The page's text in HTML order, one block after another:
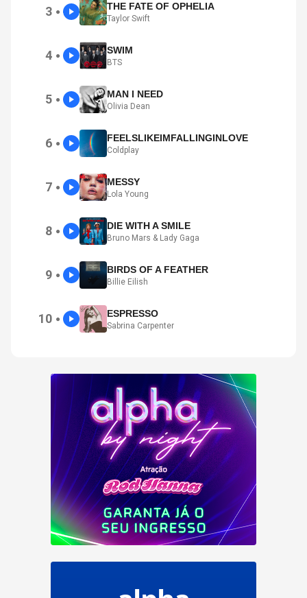
3 ● THE FATE OF OPHELIA
Taylor Swift
4 ● SWIM
BTS
5 ● MAN I NEED
Olivia Dean
6 ● FEELSLIKEIMFALLINGINLOVE
Coldplay
7 ● MESSY
Lola Young
8 ● DIE WITH A SMILE
Bruno Mars & Lady Gaga
9 ● BIRDS OF A FEATHER
Billie Eilish
10 ● ESPRESSO
Sabrina Carpenter